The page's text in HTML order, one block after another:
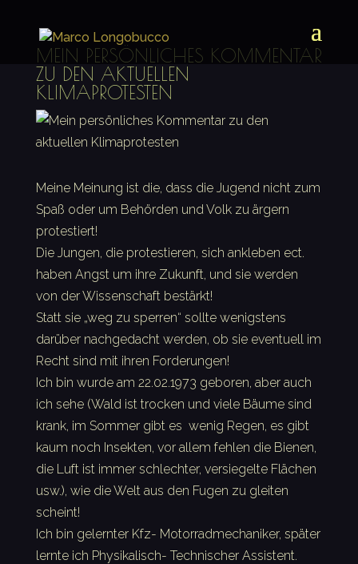
MEIN PERSÖNLICHES KOMMENTAR
ZU DEN AKTUELLEN
KLIMAPROTESTEN
Meine Meinung ist die, dass die Jugend nicht zum
Spaß oder um Behörden und Volk zu ärgern
protestiert!
Die Jungen, die protestieren, sich ankleben ect.
haben Angst um ihre Zukunft, und sie werden
von der Wissenschaft bestärkt!
Statt sie „weg zu sperren“ sollte wenigstens
darüber nachgedacht werden, ob sie eventuell im
Recht sind mit ihren Forderungen!
Ich bin wurde am 22.02.1973 geboren, aber auch
ich sehe (Wald ist trocken und viele Bäume sind
krank, im Sommer gibt es wenig Regen, es gibt
kaum noch Insekten, vor allem fehlen die Bienen,
die Luft ist immer schlechter, versiegelte Flächen
usw.), wie die Welt aus den Fugen zu gleiten
scheint!
Ich bin gelernter Kfz- Motorradmechaniker, später
lernte ich Physikalisch- Technischer Assistent.